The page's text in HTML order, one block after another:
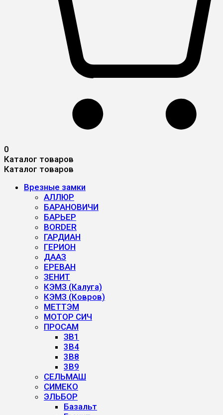
0
Каталог товаров
Каталог товаров
Врезные замки
АЛЛЮР
БАРАНОВИЧИ
БАРЬЕР
BORDER
ГАРДИАН
ГЕРИОН
ДААЗ
ЕРЕВАН
ЗЕНИТ
КЭМЗ (Калуга)
КЭМЗ (Ковров)
МЕТТЭМ
МОТОР СИЧ
ПРОСАМ
ЗВ1
3B4
3B8
3B9
СЕЛЬМАШ
СИМЕКО
ЭЛЬБОР
Базальт